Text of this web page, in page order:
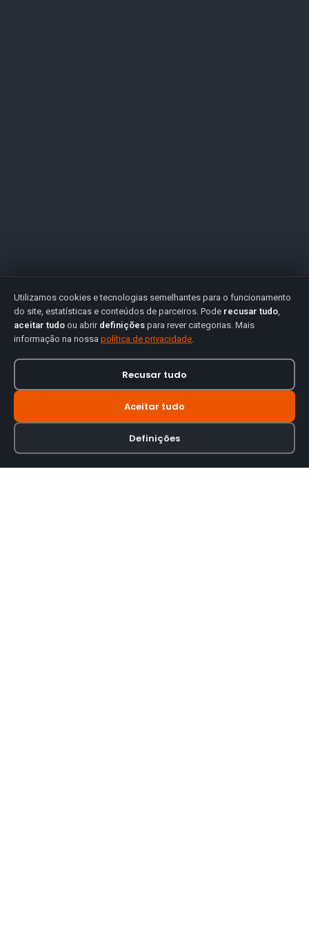
Utilizamos cookies e tecnologias semelhantes para o funcionamento
do site, estatísticas e conteúdos de parceiros. Pode recusar tudo,
aceitar tudo ou abrir definições para rever categorias. Mais
informação na nossa política de privacidade.
Recusar tudo
Aceitar tudo
Definições